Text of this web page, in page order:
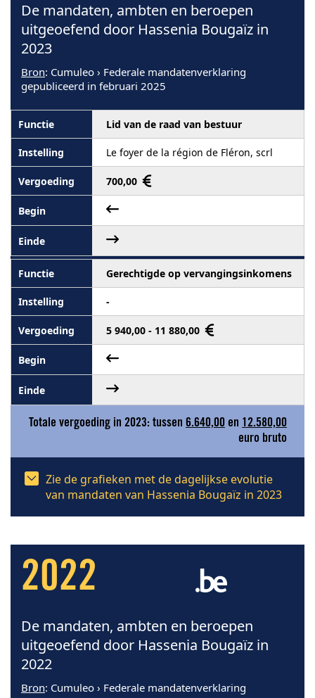
De mandaten, ambten en beroepen
uitgeoefend door Hassenia Bougaïz in
2023
Bron: Cumuleo › Federale mandatenverklaring
gepubliceerd in februari 2025
Lid van de raad van bestuur
Le foyer de la région de Fléron, scrl
700,00
Gerechtigde op vervangingsinkomens
-
5 940,00 - 11 880,00
Totale vergoeding in 2023: tussen 6.640,00 en 12.580,00
euro bruto
Zie de grafieken met de dagelijkse evolutie
van mandaten van Hassenia Bougaïz in 2023
2022
De mandaten, ambten en beroepen
uitgeoefend door Hassenia Bougaïz in
2022
Bron: Cumuleo › Federale mandatenverklaring